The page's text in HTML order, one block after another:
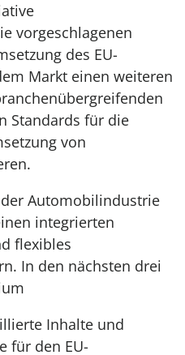
vorgeschlagenen
des EU-
Markt einen weiteren
Standards für die
von
Automobilindustrie
integrierten
flexibles
In den nächsten drei
Inhalte und
für den EU-